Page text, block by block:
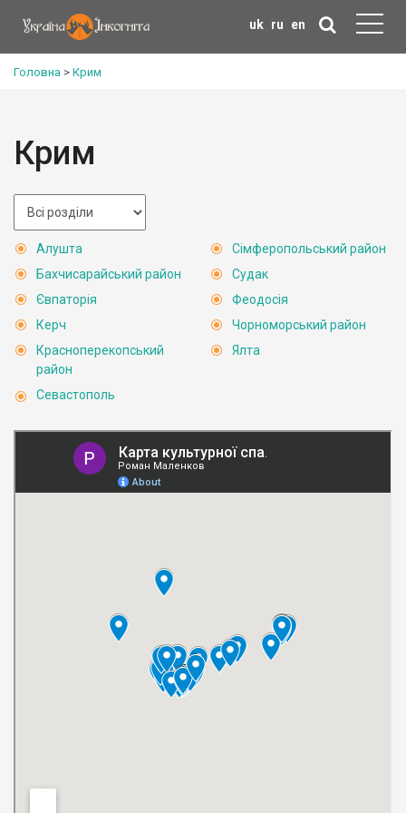
uk ru en
Головна > Крим
Крим
Алушта
Бахчисарайський район
Євпаторія
Керч
Красноперекопський
район
Севастополь
Сімферопольський район
Судак
Феодосія
Чорноморський район
Ялта